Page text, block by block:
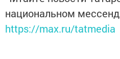
национальном
https://max.ru/tatmedia